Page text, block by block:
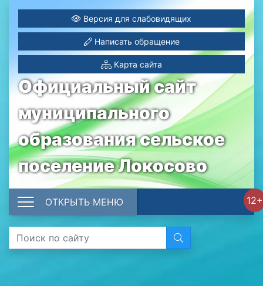
Официальный сайт
муниципального
образования сельское
поселение Локосово
Версия для слабовидящих
Написать обращение
Карта сайта
12+
ОТКРЫТЬ МЕНЮ